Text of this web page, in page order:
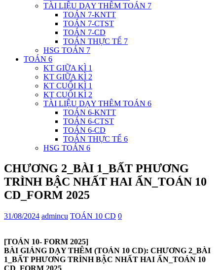
TÀI LIỆU DẠY THÊM TOÁN 7
TOÁN 7-KNTT
TOÁN 7-CTST
TOÁN 7-CD
TOÁN THỰC TẾ 7
HSG TOÁN 7
TOÁN 6
KT GIỮA KÌ 1
KT GIỮA KÌ 2
KT CUỐI KÌ 1
KT CUỐI KÌ 2
TÀI LIỆU DẠY THÊM TOÁN 6
TOÁN 6-KNTT
TOÁN 6-CTST
TOÁN 6-CD
TOÁN THỰC TẾ 6
HSG TOÁN 6
CHƯƠNG 2_BÀI 1_BẤT PHƯƠNG
TRÌNH BẬC NHẤT HAI ẨN_TOÁN 10
CD_FORM 2025
31/08/2024 admincu TOÁN 10 CD 0
[TOÁN 10- FORM 2025]
BÀI GIẢNG DẠY THÊM (TOÁN 10 CD): CHƯƠNG 2_BÀI
1_BẤT PHƯƠNG TRÌNH BẬC NHẤT HAI ẨN_TOÁN 10